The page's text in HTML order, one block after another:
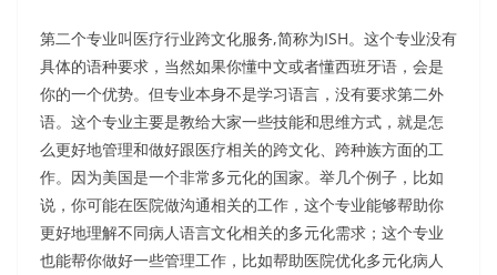
第二个专业叫医疗行业跨文化服务,简称为ISH。这个专业没有
具体的语种要求，当然如果你懂中文或者懂西班牙语，会是
你的一个优势。但专业本身不是学习语言，没有要求第二外
语。这个专业主要是教给大家一些技能和思维方式，就是怎
么更好地管理和做好跟医疗相关的跨文化、跨种族方面的工
作。因为美国是一个非常多元化的国家。举几个例子，比如
说，你可能在医院做沟通相关的工作，这个专业能够帮助你
更好地理解不同病人语言文化相关的多元化需求；这个专业
也能帮你做好一些管理工作，比如帮助医院优化多元化病人